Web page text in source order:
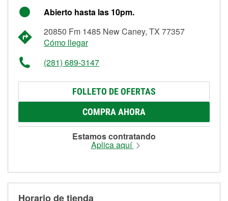
Abierto hasta las 10pm.
20850 Fm 1485 New Caney, TX 77357
Cómo llegar
(281) 689-3147
FOLLETO DE OFERTAS
COMPRA AHORA
Estamos contratando
Aplica aquí
Horario de tienda